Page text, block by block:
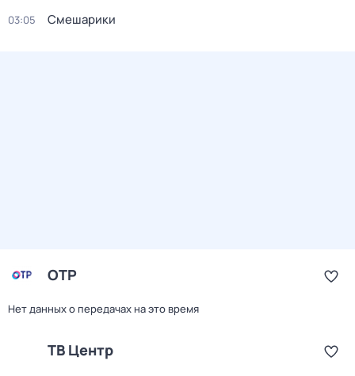
03:05 Смешарики
ОТР
Нет данных о передачах на это время
ТВ Центр